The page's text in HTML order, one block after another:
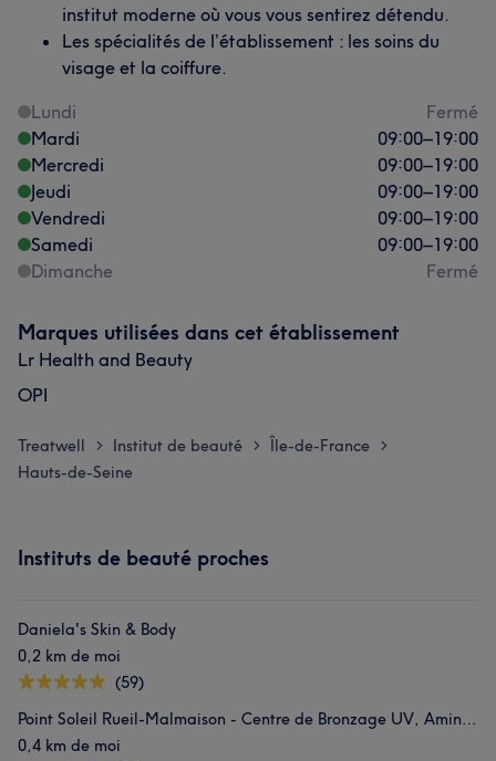
institut moderne où vous vous sentirez détendu.
Les spécialités de l’établissement : les soins du
visage et la coiffure.
Lundi
Fermé
Mardi
09:00–19:00
Mercredi
09:00–19:00
Jeudi
09:00–19:00
Vendredi
09:00–19:00
Samedi
09:00–19:00
Dimanche
Fermé
Marques utilisées dans cet établissement
Lr Health and Beauty
OPI
Treatwell > Institut de beauté > Île-de-France >
Hauts-de-Seine
Instituts de beauté proches
Daniela's Skin & Body
0,2 km de moi
(59)
Point Soleil Rueil-Malmaison - Centre de Bronzage UV, Amincissement, Sport & Bien-Être
0,4 km de moi